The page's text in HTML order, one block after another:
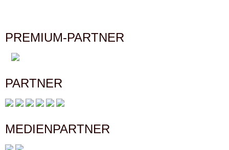
PREMIUM-PARTNER
PARTNER
MEDIENPARTNER